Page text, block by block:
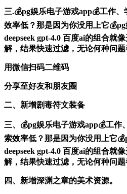
三.💰pg娱乐电子游戏app💰工作
效率低？那是因为你没用上它
deepseek gpt-4.0 百度ai的组合就
解，结果快速过滤，无论何种问题
用微信扫码二维码
分享至好友和朋友圈
二、新增剧毒符文装备
三、💰pg娱乐电子游戏app💰工作
索效率低？那是因为你没用上它
deepseek gpt-4.0 百度ai的组合就
解，结果快速过滤，无论何种问题
四、新增深渊之章的美术资源。